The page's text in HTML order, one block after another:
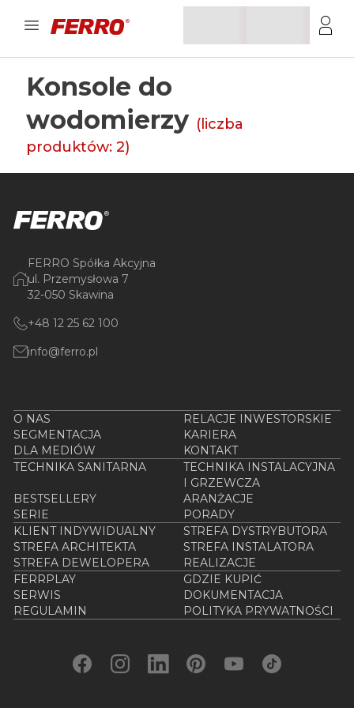
Konsole do
wodomierzy (liczba
produktów: 2)
FERRO Spółka Akcyjna
ul. Przemysłowa 7
32-050 Skawina
+48 12 25 62 100
info@ferro.pl
O NAS
RELACJE INWESTORSKIE
SEGMENTACJA
KARIERA
DLA MEDIÓW
KONTAKT
TECHNIKA SANITARNA
TECHNIKA INSTALACYJNA
I GRZEWCZA
BESTSELLERY
ARANŻACJE
SERIE
PORADY
KLIENT INDYWIDUALNY
STREFA DYSTRYBUTORA
STREFA ARCHITEKTA
STREFA INSTALATORA
STREFA DEWELOPERA
REALIZACJE
FERRPLAY
GDZIE KUPIĆ
SERWIS
DOKUMENTACJA
REGULAMIN
POLITYKA PRYWATNOŚCI